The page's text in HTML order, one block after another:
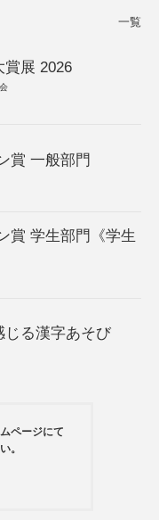
一覧
賞展 2026
賞 一般部門
賞 学生部門《学生
じる漢字あそび
ページにて
。